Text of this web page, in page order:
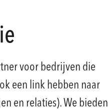
voor bedrijven die
een link hebben naar
en relaties). We bieden